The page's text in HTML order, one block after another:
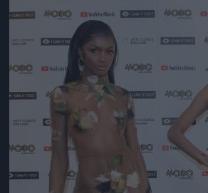
Jön még kép!